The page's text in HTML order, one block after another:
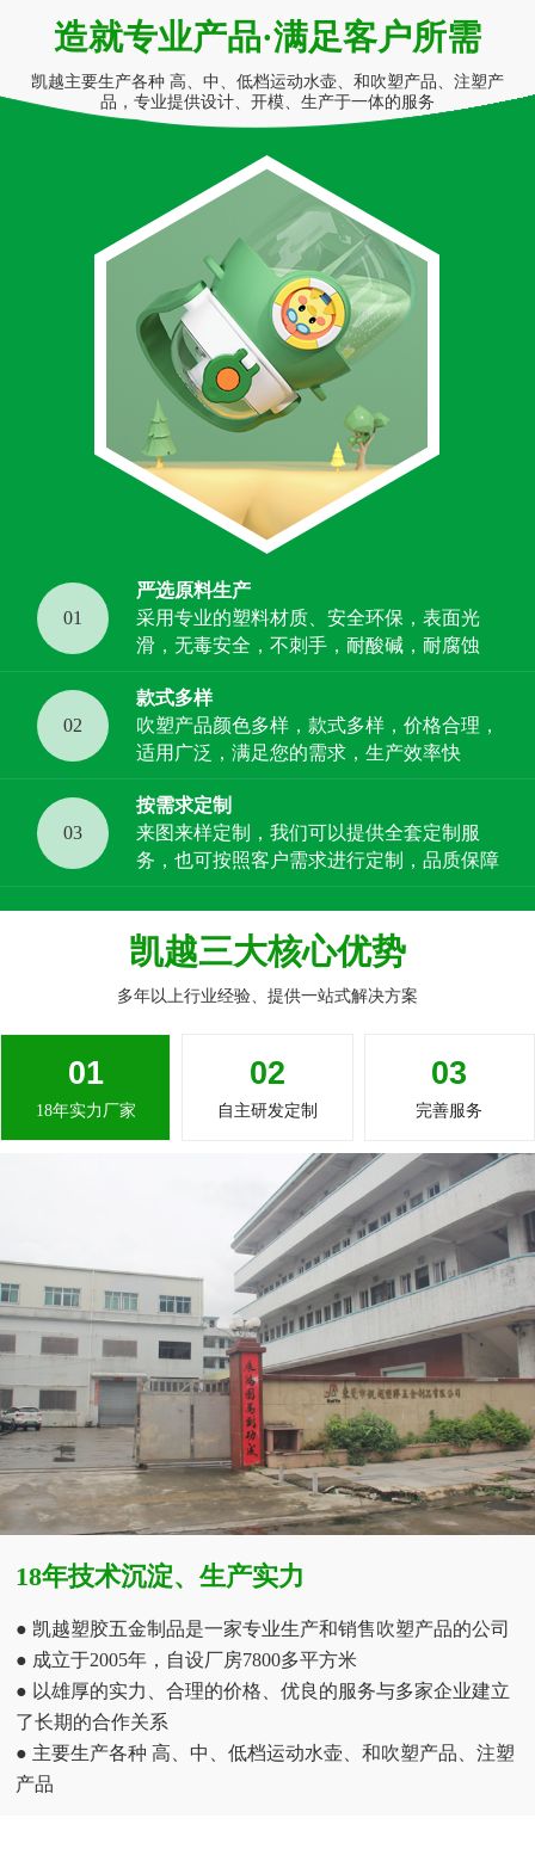
造就专业产品·满足客户所需
凯越主要生产各种 高、中、低档运动水壶、和吹塑产品、注塑产
品，专业提供设计、开模、生产于一体的服务
01
严选原料生产
采用专业的塑料材质、安全环保，表面光
滑，无毒安全，不刺手，耐酸碱，耐腐蚀
02
款式多样
吹塑产品颜色多样，款式多样，价格合理，
适用广泛，满足您的需求，生产效率快
03
按需求定制
来图来样定制，我们可以提供全套定制服
务，也可按照客户需求进行定制，品质保障
凯越三大核心优势
多年以上行业经验、提供一站式解决方案
01
18年实力厂家
02
自主研发定制
03
完善服务
18年技术沉淀、生产实力
● 凯越塑胶五金制品是一家专业生产和销售吹塑产品的公司
● 成立于2005年，自设厂房7800多平方米
● 以雄厚的实力、合理的价格、优良的服务与多家企业建立
了长期的合作关系
● 主要生产各种 高、中、低档运动水壶、和吹塑产品、注塑
产品